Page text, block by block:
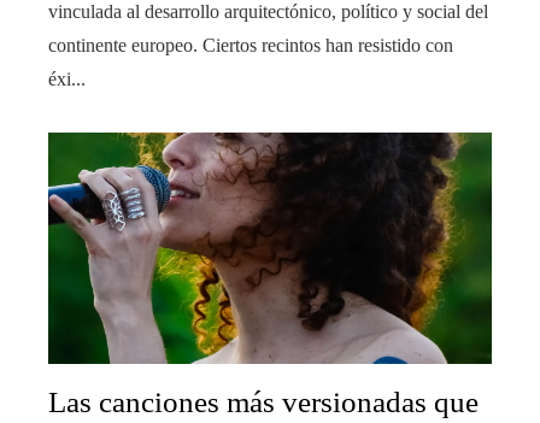
vinculada al desarrollo arquitectónico, político y social del
continente europeo. Ciertos recintos han resistido con
éxi...
Las canciones más versionadas que